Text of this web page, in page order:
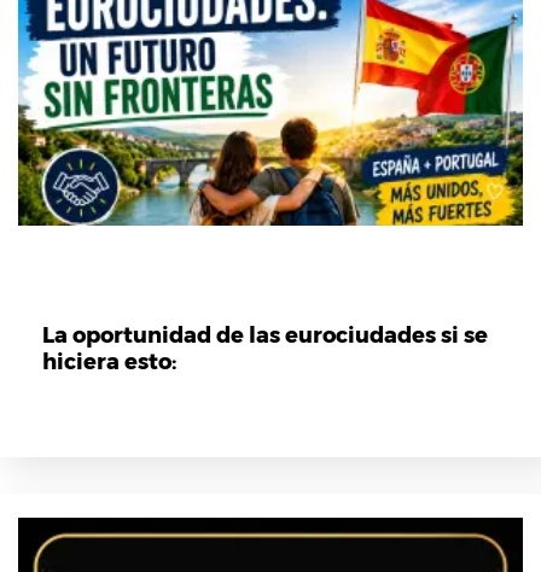
La oportunidad de las eurociudades si se
hiciera esto: